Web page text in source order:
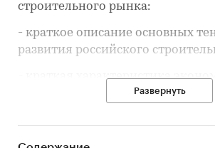
строительного рынка:
- краткое описание основных
развития российского
- краткая характеристика
Воронежской области;Развернуть